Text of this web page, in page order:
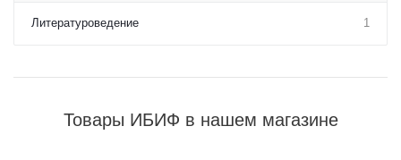
Литературоведение 1
Товары ИБИФ в нашем магазине